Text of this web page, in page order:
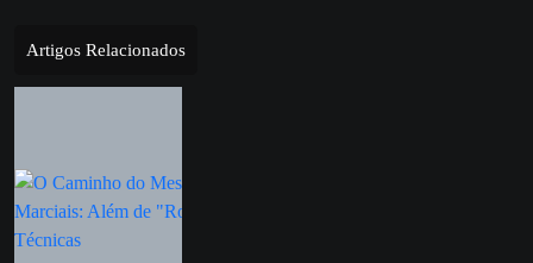
Artigos Relacionados